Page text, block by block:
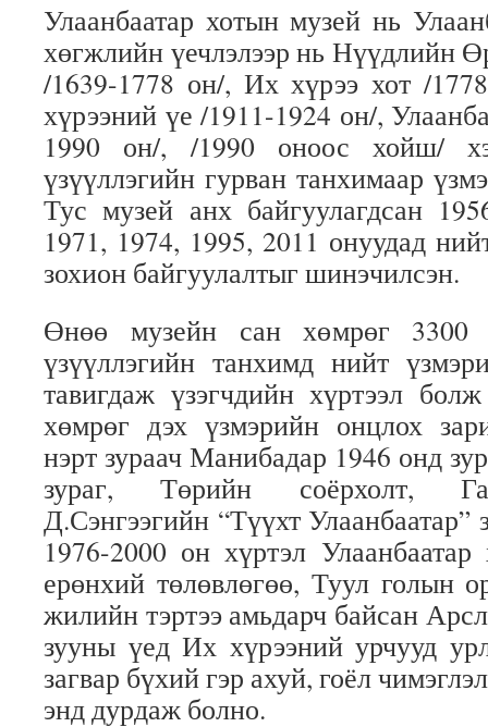
Улаанбаатар хотын музей нь
хөгжлийн үечлэлээр нь Нүүдлийн
/1639-1778 он/, Их хүрээ хот /
хүрээний үе /1911-1924 он/,
1990 он/, /1990 оноос хойш/
үзүүллэгийн гурван танхимаар
Тус музей анх байгуулагдсан
1971, 1974, 1995, 2011 онуудад
зохион байгуулалтыг шинэчилсэн.
Өнөө музейн сан хөмрөг 3300
үзүүллэгийн танхимд нийт
тавигдаж үзэгчдийн хүртээл
хөмрөг дэх үзмэрийн онцлох
нэрт зураач Манибадар 1946 онд
зураг, Төрийн соёрхолт,
Д.Сэнгээгийн “Түүхт Улаанбаатар”
1976-2000 он хүртэл
ерөнхий төлөвлөгөө, Туул голын
жилийн тэртээ амьдарч байсан
зууны үед Их хүрээний урчууд
загвар бүхий гэр ахуй, гоёл
энд дурдаж болно.